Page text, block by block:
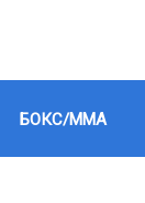
БОКС/ММА